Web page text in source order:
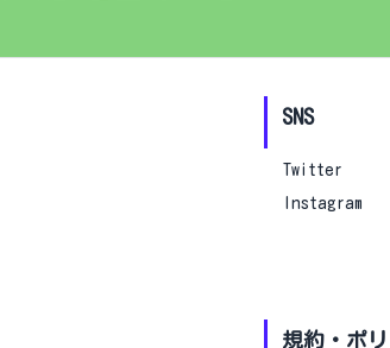
SNS
Twitter
Instagram
規約・ポ